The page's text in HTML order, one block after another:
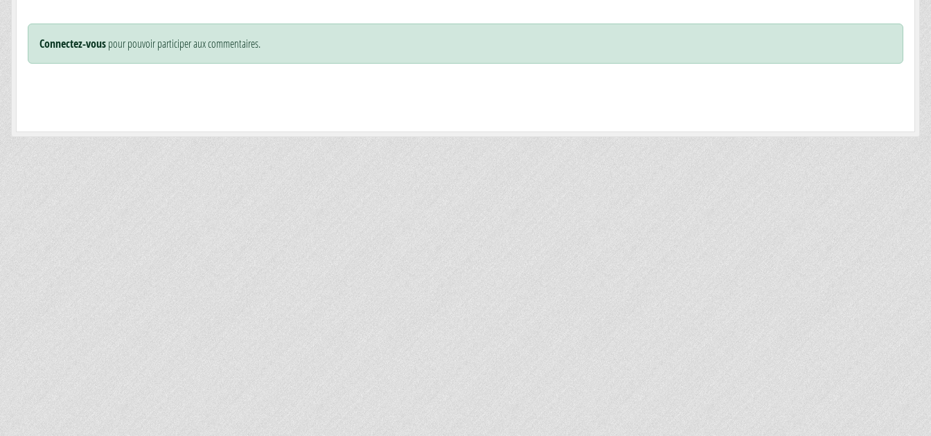
Connectez-vouspour pouvoir participer aux commentaires.